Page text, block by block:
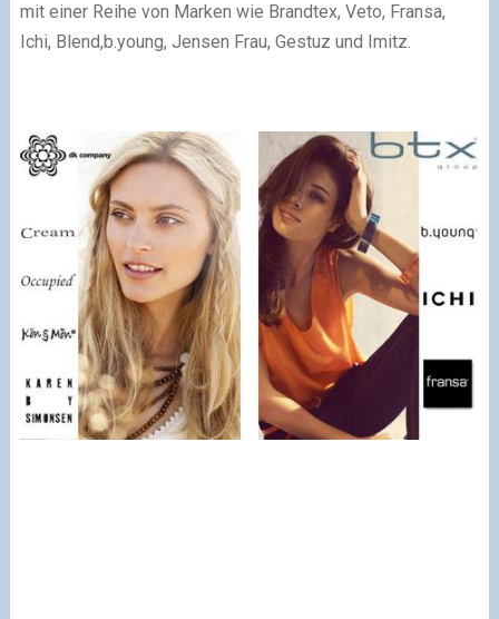
mit einer Reihe von Marken wie Brandtex, Veto, Fransa,
Ichi, Blend,b.young, Jensen Frau, Gestuz und Imitz.